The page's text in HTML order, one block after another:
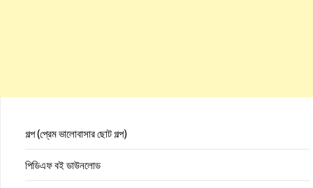
গল্প (প্রেম ভালোবাসার ছোট গল্প)
পিডিএফ বই ডাউনলোড